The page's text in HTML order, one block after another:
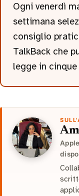
Ogni venerdì
settimana
consiglio
TalkBack che
legge in